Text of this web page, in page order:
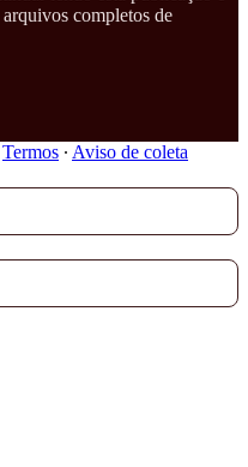
completos de
Termos ∙ Aviso de coleta